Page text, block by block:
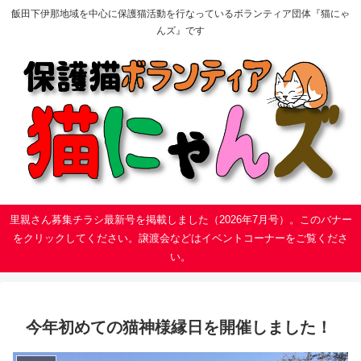
飯田下伊那地域を中心に保護猫活動を行なっているボランティア団体『猫にゃ
んズ』です
里親さん募集チラシ最新号を掲載しました（2026年7月号）。このバナー
をクリックしてください。譲渡会などはイベントコーナーをご覧くださ
い。
今年初めての猫神様縁日を開催しました！